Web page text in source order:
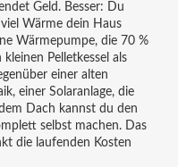
Geld. Besser: Du
Wärme dein Haus
Wärmepumpe, die 70 %
Pelletkessel als
einer alten
, einer Solaranlage, die
Dach kannst du den
selbst machen. Das
die laufenden Kosten